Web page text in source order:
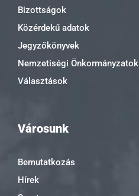
Bizottságok
Közérdekű adatok
Jegyzőkönyvek
Nemzetiségi Önkormányzatok
Választások
Városunk
Bemutatkozás
Hírek